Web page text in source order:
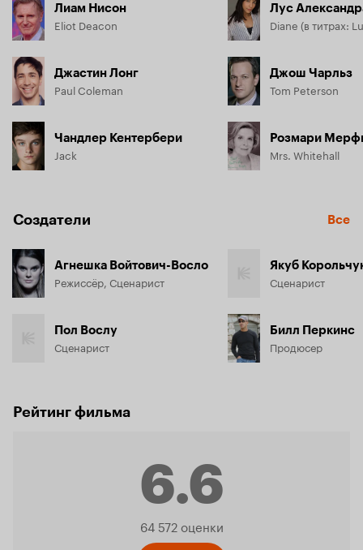
Лиам Нисон
Eliot Deacon
Джастин Лонг
Paul Coleman
Чандлер Кентербери
Jack
Лус
Diane (в титрах:
Джош Чарльз
Tom Peterson
Розмари
Mrs. Whitehall
Создатели Все
Агнешка Войтович-Восло
Режиссёр, Сценарист
Пол Вослу
Сценарист
Якуб
Сценарист
Билл Перкинс
Продюсер
Рейтинг фильма
6.6
Рейтинг
64 572 оценки